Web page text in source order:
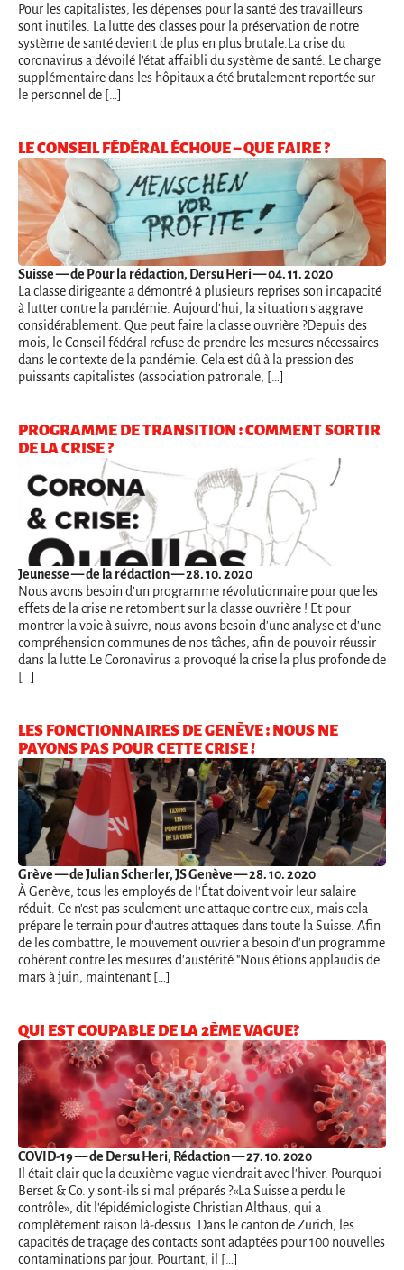
Pour les capitalistes, les dépenses pour la santé des travailleurs
sont inutiles. La lutte des classes pour la préservation de notre
système de santé devient de plus en plus brutale.La crise du
coronavirus a dévoilé l'état affaibli du système de santé. Le charge
supplémentaire dans les hôpitaux a été brutalement reportée sur
le personnel de […]
LE CONSEIL FÉDÉRAL ÉCHOUE – QUE FAIRE ?
Suisse— de Pour la rédaction, Dersu Heri — 04. 11. 2020
La classe dirigeante a démontré à plusieurs reprises son incapacité
à lutter contre la pandémie. Aujourd'hui, la situation s'aggrave
considérablement. Que peut faire la classe ouvrière ?Depuis des
mois, le Conseil fédéral refuse de prendre les mesures nécessaires
dans le contexte de la pandémie. Cela est dû à la pression des
puissants capitalistes (association patronale, […]
PROGRAMME DE TRANSITION : COMMENT SORTIR
DE LA CRISE ?
Jeunesse— de la rédaction — 28. 10. 2020
Nous avons besoin d'un programme révolutionnaire pour que les
effets de la crise ne retombent sur la classe ouvrière ! Et pour
montrer la voie à suivre, nous avons besoin d'une analyse et d'une
compréhension communes de nos tâches, afin de pouvoir réussir
dans la lutte.Le Coronavirus a provoqué la crise la plus profonde de
[…]
LES FONCTIONNAIRES DE GENÈVE : NOUS NE
PAYONS PAS POUR CETTE CRISE !
Grève— de Julian Scherler, JS Genève — 28. 10. 2020
À Genève, tous les employés de l'État doivent voir leur salaire
réduit. Ce n'est pas seulement une attaque contre eux, mais cela
prépare le terrain pour d'autres attaques dans toute la Suisse. Afin
de les combattre, le mouvement ouvrier a besoin d'un programme
cohérent contre les mesures d'austérité."Nous étions applaudis de
mars à juin, maintenant […]
QUI EST COUPABLE DE LA 2ÈME VAGUE?
COVID-19— de Dersu Heri, Rédaction — 27. 10. 2020
Il était clair que la deuxième vague viendrait avec l'hiver. Pourquoi
Berset & Co. y sont-ils si mal préparés ?«La Suisse a perdu le
contrôle», dit l'épidémiologiste Christian Althaus, qui a
complètement raison là-dessus. Dans le canton de Zurich, les
capacités de traçage des contacts sont adaptées pour 100 nouvelles
contaminations par jour. Pourtant, il […]